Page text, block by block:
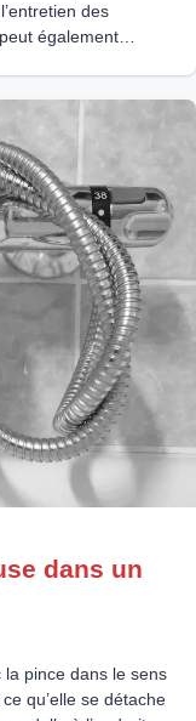
des
également
dans un
pince dans le sens
qu’elle se détache